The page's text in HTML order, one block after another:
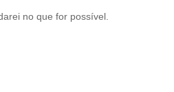
no que for possível.